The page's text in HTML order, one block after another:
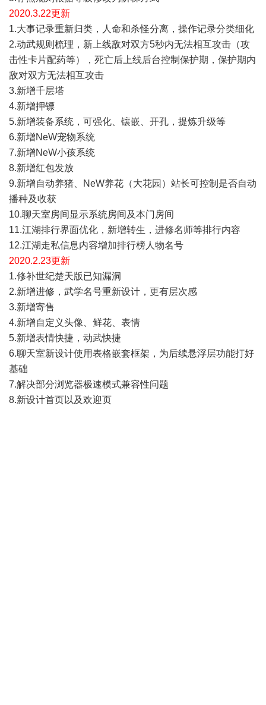
2020.3.22更新
1.大事记录重新归类，人命和杀怪分离，操作记录分类细化
2.动武规则梳理，新上线敌对双方5秒内无法相互攻击（攻
击性卡片配药等），死亡后上线后台控制保护期，保护期内
敌对双方无法相互攻击
3.新增千层塔
4.新增押镖
5.新增装备系统，可强化、镶嵌、开孔，提炼升级等
6.新增NeW宠物系统
7.新增NeW小孩系统
8.新增红包发放
9.新增自动养猪、NeW养花（大花园）站长可控制是否自动
播种及收获
10.聊天室房间显示系统房间及本门房间
11.江湖排行界面优化，新增转生，进修名师等排行内容
12.江湖走私信息内容增加排行榜人物名号
2020.2.23更新
1.修补世纪楚天版已知漏洞
2.新增进修，武学名号重新设计，更有层次感
3.新增寄售
4.新增自定义头像、鲜花、表情
5.新增表情快捷，动武快捷
6.聊天室新设计使用表格嵌套框架，为后续悬浮层功能打好
基础
7.解决部分浏览器极速模式兼容性问题
8.新设计首页以及欢迎页